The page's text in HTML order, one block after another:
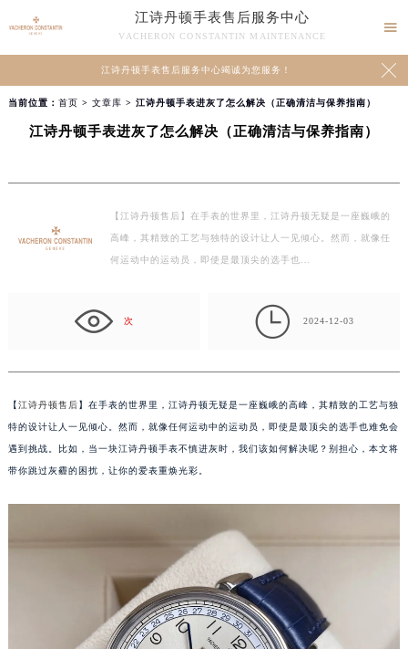
江诗丹顿手表售后服务中心
VACHERON CONSTANTIN MAINTENANCE

江诗丹顿手表售后服务中心竭诚为您服务！ 
当前位置： 首页 > 文章库 > 江诗丹顿手表进灰了怎么解决（正确清洁与保养指南）
江诗丹顿手表进灰了怎么解决（正确清洁与保养指南）
【江诗丹顿售后】在手表的世界里，江诗丹顿无疑是一座巍峨的
高峰，其精致的工艺与独特的设计让人一见倾心。然而，就像任
何运动中的运动员，即使是最顶尖的选手也…
次  2024-12-03
【江诗丹顿售后】在手表的世界里，江诗丹顿无疑是一座巍峨的高峰，其精致的工艺与独
特的设计让人一见倾心。然而，就像任何运动中的运动员，即使是最顶尖的选手也难免会
遇到挑战。比如，当一块江诗丹顿手表不慎进灰时，我们该如何解决呢？别担心，本文将
带你跳过灰霾的困扰，让你的爱表重焕光彩。